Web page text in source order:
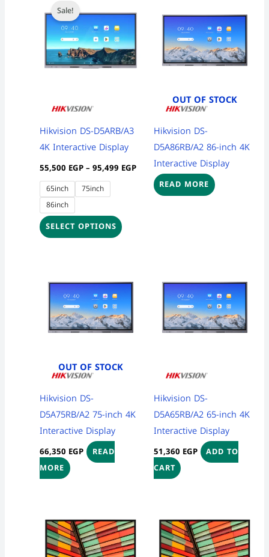
the
product
page
the
product
page
Sale!
Hikvision DS-D5ARB/A3
4K Interactive Display
55,500 EGP– 95,499 EGP
55,500 EGP
through
95,499 EGP
65inch
75inch
86inch
SELECT OPTIONS
product
has
multiple
variants.
be
chosen
the
product
OUT OF STOCK
Hikvision DS-
D5A86RB/A2 86-inch 4K
Interactive Display
READ MORE
OUT OF STOCK
Hikvision DS-
D5A75RB/A2 75-inch 4K
Interactive Display
66,350 EGP
READ
MORE
Hikvision DS-
D5A65RB/A2 65-inch 4K
Interactive Display
51,360 EGP
ADD TO
CART